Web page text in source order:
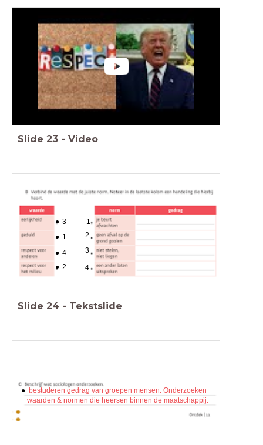
Slide 23 - Video
3
1
4
2
1
2
3
4
Slide 24 - Tekstslide
bestuderen gedrag van groepen mensen. Onderzoeken
waarden & normen die heersen binnen de maatschappij.